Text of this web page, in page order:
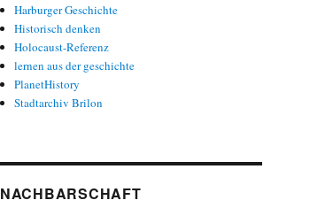
Harburger Geschichte
Historisch denken
Holocaust-Referenz
lernen aus der geschichte
PlanetHistory
Stadtarchiv Brilon
NACHBARSCHAFT